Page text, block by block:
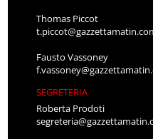
Thomas Piccot
Fausto Vassoney
SEGRETERIA
Roberta Prodoti